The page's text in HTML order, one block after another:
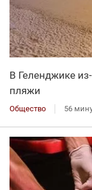
В Геленджике
пляжи
Общество 56